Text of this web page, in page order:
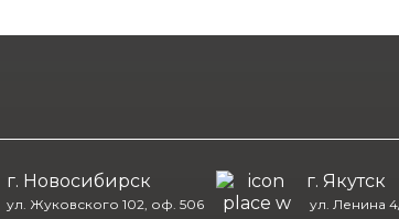
г. Новосибирск
ул. Жуковского 102, оф. 506
г. Якутск
ул. Ленина